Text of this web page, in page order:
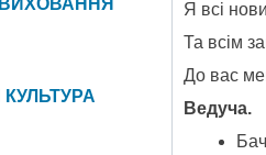
Я всі
Та всім
До вас
Ведуча.